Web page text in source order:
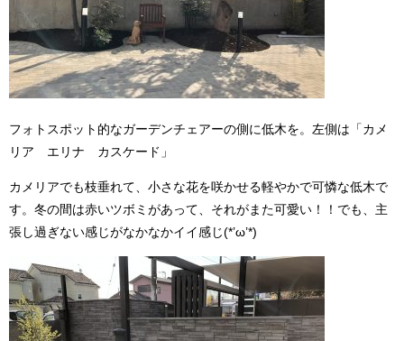
フォトスポット的なガーデンチェアーの側に低木を。左側は「カメ
リア エリナ カスケード」
カメリアでも枝垂れて、小さな花を咲かせる軽やかで可憐な低木で
す。冬の間は赤いツボミがあって、それがまた可愛い！！でも、主
張し過ぎない感じがなかなかイイ感じ(*’ω’*)